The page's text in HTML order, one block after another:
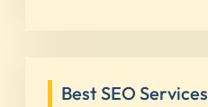
Best SEO Services